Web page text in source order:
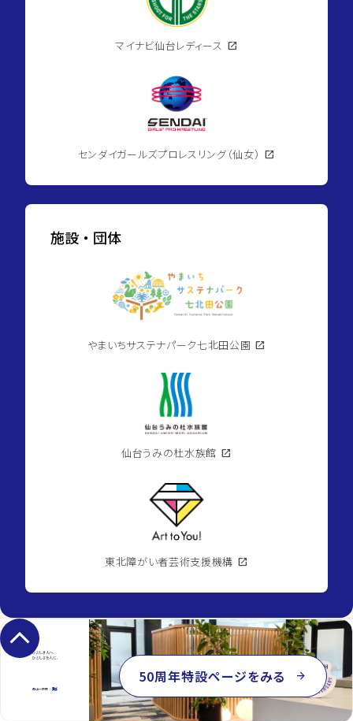
マイナビ仙台レディース open_in_new
センダイガールズプロレスリング（仙女） open_in_new
施設・団体
やまいちサステナパーク七北田公園 open_in_new
仙台うみの杜水族館 open_in_new
東北障がい者芸術支援機構 open_in_new
keyboard_arrow_up
50周年特設ページをみる arrow_forward